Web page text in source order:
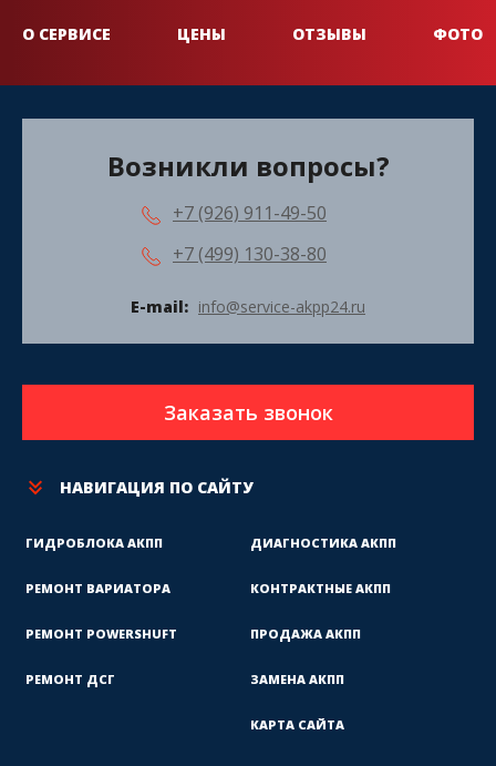
О СЕРВИСЕ ЦЕНЫ ОТЗЫВЫ ФОТО
НАВИГАЦИЯ ПО САЙТУ
ГИДРОБЛОКА АКПП
РЕМОНТ ВАРИАТОРА
РЕМОНТ POWERSHUFT
РЕМОНТ ДСГ
ДИАГНОСТИКА АКПП
КОНТРАКТНЫЕ АКПП
ПРОДАЖА АКПП
ЗАМЕНА АКПП
КАРТА САЙТА
Возникли вопросы?
+7 (926) 911-49-50
+7 (499) 130-38-80
E-mail: info@service-akpp24.ru
Заказать звонок